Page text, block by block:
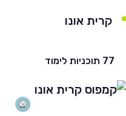
קרית אונו
77 תוכניות לימוד